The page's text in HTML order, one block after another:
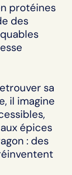
protéines
des
sa
il imagine
épices
: des